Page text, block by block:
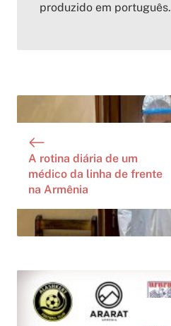
produzido em português.
A rotina diária de um
médico da linha de frente
na Armênia